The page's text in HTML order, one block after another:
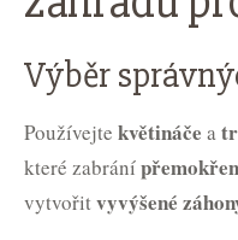
Výběr
Používejte květináče a
které zabrání
vytvořitvyvýšené